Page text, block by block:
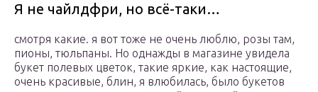
Я не чайлдфри, но всё-таки…
смотря какие. я вот тоже не очень люблю, розы там,
пионы, тюльпаны. Но однажды в магазине увидела
букет полевых цветок, такие яркие, как настоящие,
очень красивые, блин, я влюбилась, было букетов